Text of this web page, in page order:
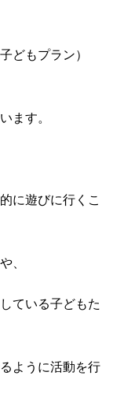
どもプラン）
ます。
に遊びに行くこ
、
ている子どもた
ように活動を行